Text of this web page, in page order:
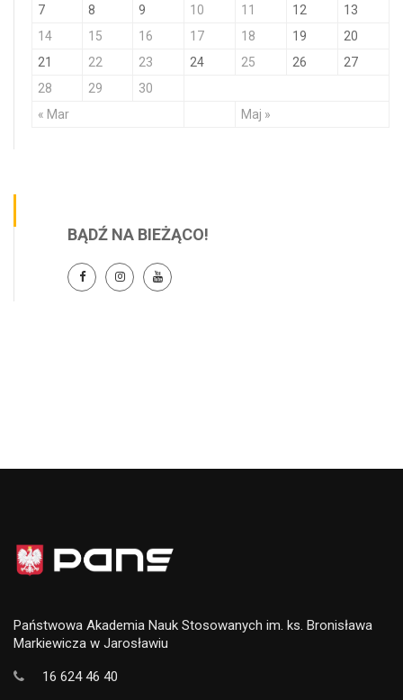
« Mar Maj »
7
8 9 10 11 12
13
14
15 16 17 18 19
20
21
22 23 24 25 26
27
28
29 30
BĄDŹ NA BIEŻĄCO!
Państwowa Akademia Nauk Stosowanych im. ks. Bronisława
Markiewicza w Jarosławiu
16 624 46 40